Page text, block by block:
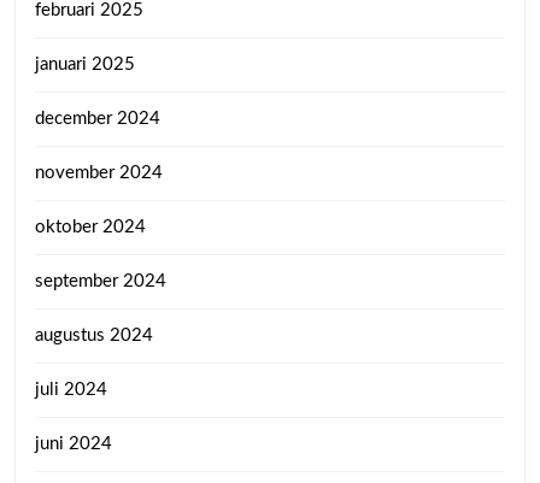
februari 2025
januari 2025
december 2024
november 2024
oktober 2024
september 2024
augustus 2024
juli 2024
juni 2024